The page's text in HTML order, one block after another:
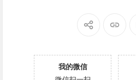
我的微信